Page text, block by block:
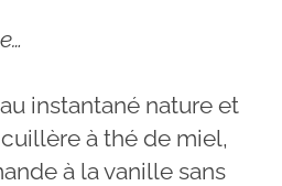
instantané nature et
à thé de miel,
à la vanille sans